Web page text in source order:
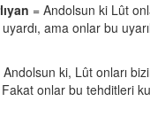
= Andolsun ki Lût
uyardı, ama onlar bu
Andolsun ki, Lût onları
Fakat onlar bu tehditleri